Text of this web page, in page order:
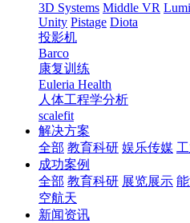
3D Systems Middle VR
Unity Pistage Diota
投影机
Barco
康复训练
Euleria Health
人体工程学分析
scalefit
解决方案
全部 教育科研 娱乐传媒
成功案例
全部 教育科研 展览展示
空航天
新闻资讯